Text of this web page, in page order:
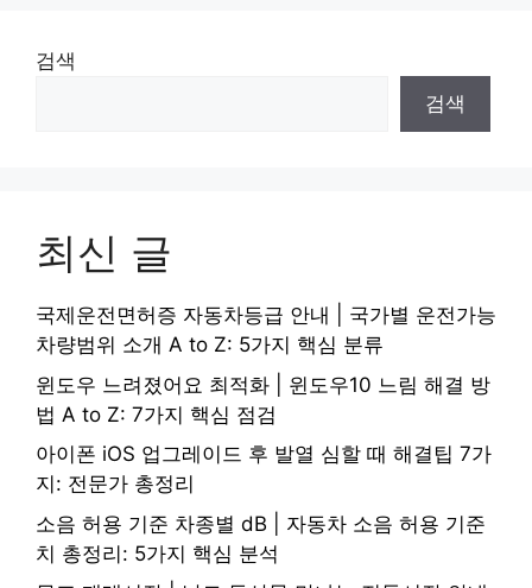
검색
검색
최신 글
국제운전면허증 자동차등급 안내 | 국가별 운전가능
차량범위 소개 A to Z: 5가지 핵심 분류
윈도우 느려졌어요 최적화 | 윈도우10 느림 해결 방
법 A to Z: 7가지 핵심 점검
아이폰 iOS 업그레이드 후 발열 심할 때 해결팁 7가
지: 전문가 총정리
소음 허용 기준 차종별 dB | 자동차 소음 허용 기준
치 총정리: 5가지 핵심 분석